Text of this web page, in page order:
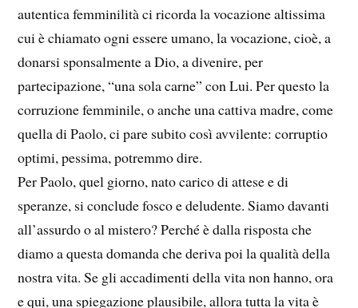
autentica femminilità ci ricorda la vocazione altissima
cui è chiamato ogni essere umano, la vocazione, cioè, a
donarsi sponsalmente a Dio, a divenire, per
partecipazione, “una sola carne” con Lui. Per questo la
corruzione femminile, o anche una cattiva madre, come
quella di Paolo, ci pare subito così avvilente: corruptio
optimi, pessima, potremmo dire.
Per Paolo, quel giorno, nato carico di attese e di
speranze, si conclude fosco e deludente. Siamo davanti
all’assurdo o al mistero? Perché è dalla risposta che
diamo a questa domanda che deriva poi la qualità della
nostra vita. Se gli accadimenti della vita non hanno, ora
e qui, una spiegazione plausibile, allora tutta la vita è